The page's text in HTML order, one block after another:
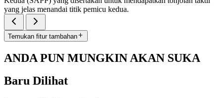
yang jelas menandai titik pemicu kedua.
Temukan fitur tambahan
ANDA PUN MUNGKIN AKAN SUKA
Baru Dilihat